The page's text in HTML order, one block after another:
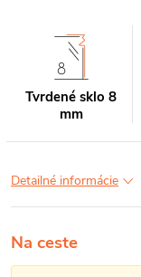
Tvrdené sklo 8
mm
Detailné informácie
Na ceste